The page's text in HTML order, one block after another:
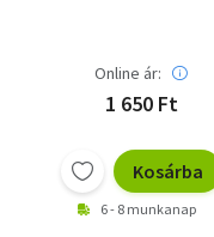
Online ár:
1 650 Ft
Kosárba
6 - 8 munkanap